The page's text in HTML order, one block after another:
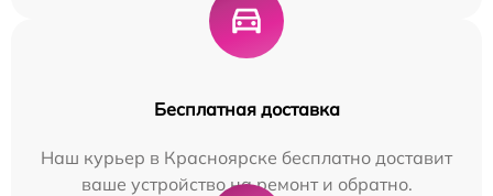
Бесплатная доставка
Наш курьер в Красноярске бесплатно доставит
ваше устройство на ремонт и обратно.